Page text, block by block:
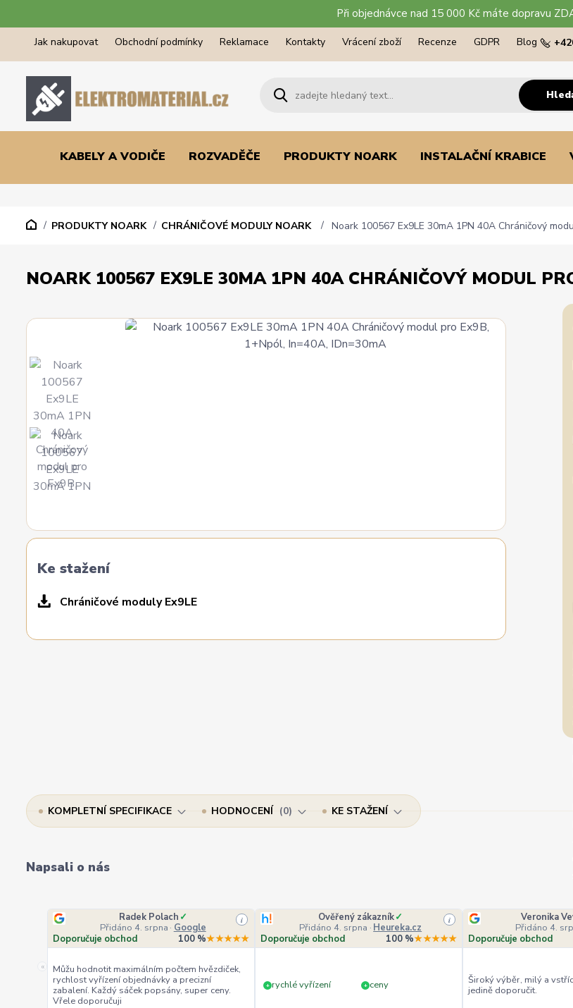
Při objednávce nad 15 000 Kč máte dopravu
Jak nakupovat Obchodní podmínky Reklamace Kontakty Vrácení zboží Recenze GDPR Blog
KABELY A VODIČE ROZVADĚČE PRODUKTY NOARK INSTALAČNÍ KRABICE
PRODUKTY NOARK CHRÁNIČOVÉ MODULY NOARK Noark 100567 Ex9LE 30mA 1PN 40A Chráničový
NOARK 100567 EX9LE 30MA 1PN 40A CHRÁNIČOVÝ MODUL
Ke stažení
Chráničové moduly Ex9LE
KOMPLETNÍ SPECIFIKACE HODNOCENÍ 0 KE STAŽENÍ
Napsali o nás
«
Radek Polach ✓
Přidáno 4. srpna · Google
i
Doporučuje obchod 100 %★★★★★
Můžu hodnotit maximálním počtem hvězdiček,
rychlost vyřízení objednávky a precizní
zabalení. Každý sáček popsány, super ceny.
Vřele doporučuji
Ověřený zákazník✓
Přidáno 4. srpna · Heureka.cz
i
Doporučuje obchod 100 %★★★★★
+ rychlé vyřízení + ceny
Veronika
Přidáno 4.
Doporučuje obchod
Široký výběr, milý a
jedině doporučit.